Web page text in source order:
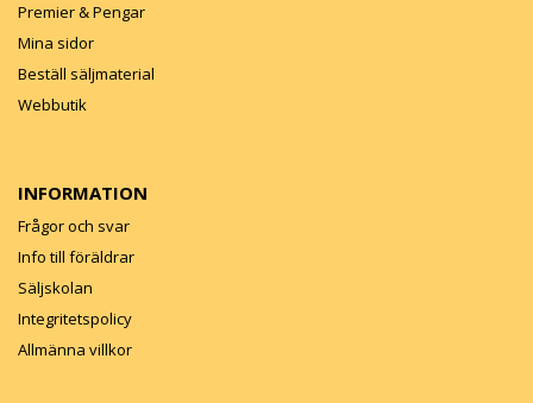
Premier & Pengar
Mina sidor
Beställ säljmaterial
Webbutik
INFORMATION
Frågor och svar
Info till föräldrar
Säljskolan
Integritetspolicy
Allmänna villkor